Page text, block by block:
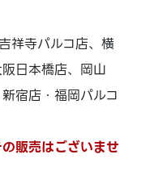
祥寺パルコ店、横
日本橋店、岡山
宿店・福岡パルコ
販売はございませ